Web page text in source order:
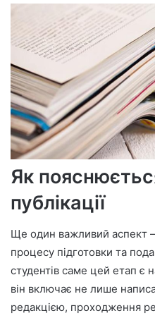
Як
публікації
Ще один важливий аспект
процесу підготовки та
студентів саме цей етап
він включає не лише
редакцією, проходження